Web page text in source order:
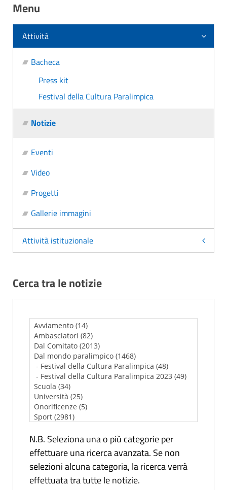
Menu
Attività
Bacheca
Press kit
Festival della Cultura Paralimpica
Notizie
Eventi
Video
Progetti
Gallerie immagini
Attività istituzionale
Cerca tra le notizie
N.B. Seleziona una o più categorie per
effettuare una ricerca avanzata. Se non
selezioni alcuna categoria, la ricerca verrà
effettuata tra tutte le notizie.